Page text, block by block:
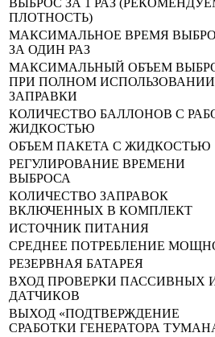
ПЛОТНОСТЬ)
МАКСИМАЛЬНОЕ ВРЕМЯ
ЗА ОДИН РАЗ
МАКСИМАЛЬНЫЙ ОБЪЕМ
ПРИ ПОЛНОМ ИСПОЛЬЗОВАНИИ
ЗАПРАВКИ
КОЛИЧЕСТВО БАЛЛОНОВ С
ЖИДКОСТЬЮ
ОБЪЕМ ПАКЕТА С ЖИДКОСТЬЮ
РЕГУЛИРОВАНИЕ ВРЕМЕНИ
ВЫБРОСА
КОЛИЧЕСТВО ЗАПРАВОК
ВКЛЮЧЕННЫХ В КОМПЛЕКТ
ИСТОЧНИК ПИТАНИЯ
СРЕДНЕЕ ПОТРЕБЛЕНИЕ
РЕЗЕРВНАЯ БАТАРЕЯ
ВХОД ПРОВЕРКИ ПАССИВНЫХ
ДАТЧИКОВ
ВЫХОД «ПОДТВЕРЖДЕНИЕ
СРАБОТКИ ГЕНЕРАТОРА